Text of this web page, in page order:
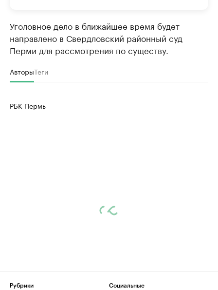
Уголовное дело в ближайшее время будет
направлено в Свердловский районный суд
Перми для рассмотрения по существу.
АвторыТеги
РБК Пермь
Рубрики
Социальные